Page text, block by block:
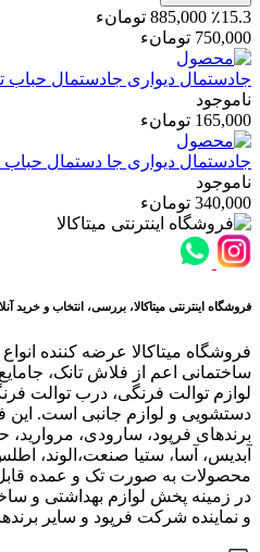
٪15.3 885,000 تومانء
750,000 تومانء
جادستمال دیواری جادستمال حباب
ناموجود
165,000 تومانء
جادستمال دیواری جا دستمال حباب
ناموجود
340,000 تومانء
فروشگاه اینترنتی میتاکالا، بررسی، انتخاب و خرید
فروشگاه میتاکالا عرضه کننده
ساختمانی اعم از فلاش تانک،
لوازم توالت فرنگی، درب توالت
دستشویی و لوازم جانبی است. این
برندهای فرپود، سارودی، مروارید،
آبدیس، آسا، ستیا صنعت،الوند،
محصولات به صورت تک و عمده قابل
در زمینه پخش لوازم بهداشتی و
و نماینده شرکت فرپود و سایر